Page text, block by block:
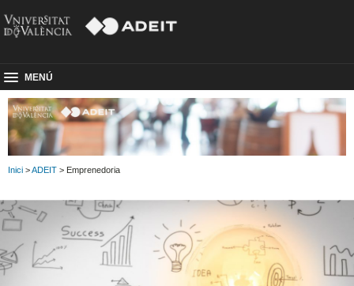
MENÚ
Inici >ADEIT > Emprenedoria